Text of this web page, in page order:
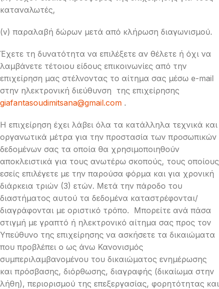
καταναλωτές,
(v) παραλαβή δώρων μετά από κλήρωση διαγωνισμού.
Έχετε τη δυνατότητα να επιλέξετε αν θέλετε ή όχι να
λαμβάνετε τέτοιου είδους επικοινωνίες από την
επιχείρηση μας στέλνοντας το αίτημα σας μέσω e-mail
στην ηλεκτρονική διεύθυνση της επιχείρησης
giafantasoudimitsana@gmail.com .
Η επιχείρηση έχει λάβει όλα τα κατάλληλα τεχνικά και
οργανωτικά μέτρα για την προστασία των προσωπικών
δεδομένων σας τα οποία θα χρησιμοποιηθούν
αποκλειστικά για τους ανωτέρω σκοπούς, τους οποίους
εσείς επιλέγετε με την παρούσα φόρμα και για χρονική
διάρκεια τριών (3) ετών. Μετά την πάροδο του
διαστήματος αυτού τα δεδομένα καταστρέφονται/
διαγράφονται με οριστικό τρόπο. Μπορείτε ανά πάσα
στιγμή με γραπτό ή ηλεκτρονικό αίτημα σας προς τον
Υπεύθυνο της επιχείρησης να ασκήσετε τα δικαιώματα
που προβλέπει ο ως άνω Κανονισμός
συμπεριλαμβανομένου του δικαιώματος ενημέρωσης
και πρόσβασης, διόρθωσης, διαγραφής (δικαίωμα στην
λήθη), περιορισμού της επεξεργασίας, φορητότητας και